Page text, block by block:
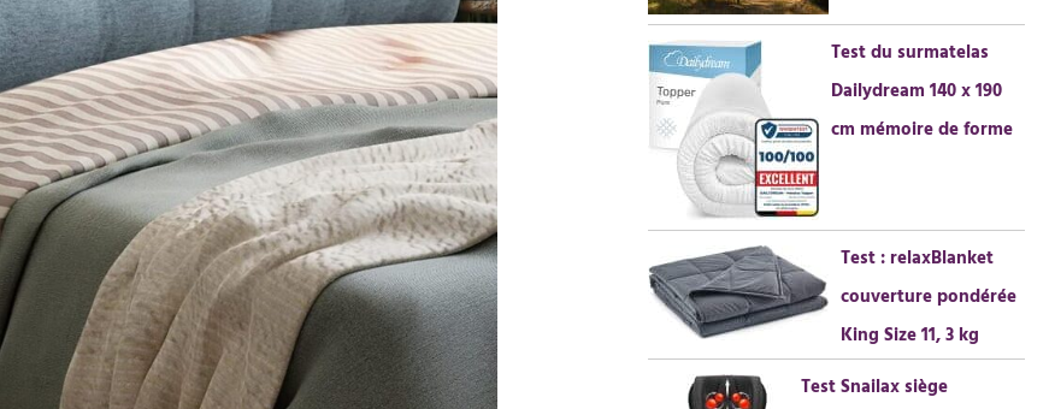
Test du surmatelas
Dailydream 140 x 190
cm mémoire de forme
Test : relaxBlanket
couverture pondérée
King Size 11, 3 kg
Test Snailax siège